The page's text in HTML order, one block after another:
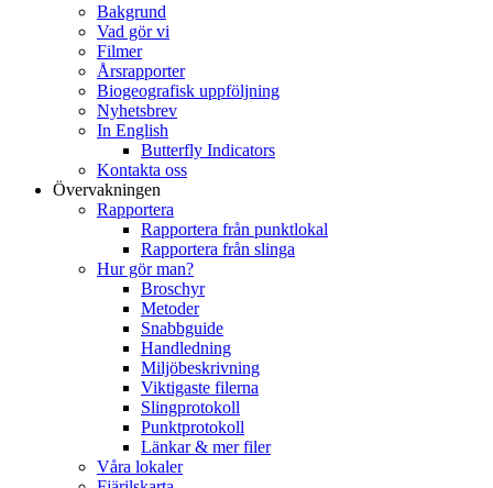
Bakgrund
Vad gör vi
Filmer
Årsrapporter
Biogeografisk uppföljning
Nyhetsbrev
In English
Butterfly Indicators
Kontakta oss
Övervakningen
Rapportera
Rapportera från punktlokal
Rapportera från slinga
Hur gör man?
Broschyr
Metoder
Snabbguide
Handledning
Miljöbeskrivning
Viktigaste filerna
Slingprotokoll
Punktprotokoll
Länkar & mer filer
Våra lokaler